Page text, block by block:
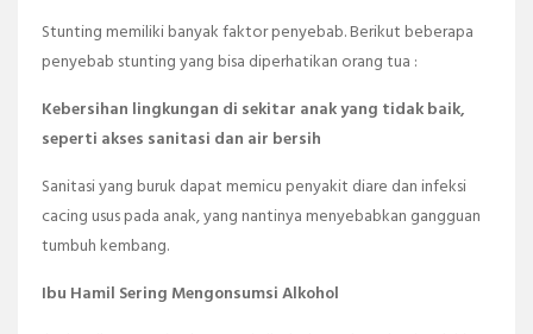
Stunting memiliki banyak faktor penyebab. Berikut beberapa
penyebab stunting yang bisa diperhatikan orang tua :
Kebersihan lingkungan di sekitar anak yang tidak baik,
seperti akses sanitasi dan air bersih
Sanitasi yang buruk dapat memicu penyakit diare dan infeksi
cacing usus pada anak, yang nantinya menyebabkan gangguan
tumbuh kembang.
Ibu Hamil Sering Mengonsumsi Alkohol